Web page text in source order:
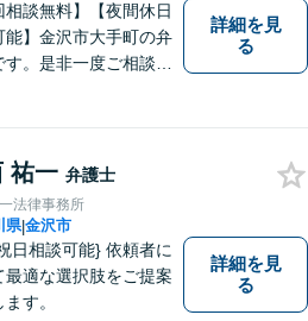
相談無料】【夜間休日
能】金沢市大手町の弁
。是非一度ご相談く
詳細を見
る
祐一 弁護士
法律事務所
県|金沢市
日相談可能} 依頼者に
最適な選択肢をご提案
す。
詳細を見
る